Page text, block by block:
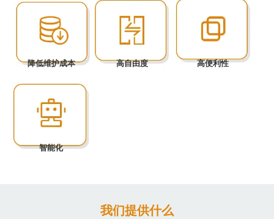
降低维护成本 高自由度 高便利性
智能化
我们提供什么